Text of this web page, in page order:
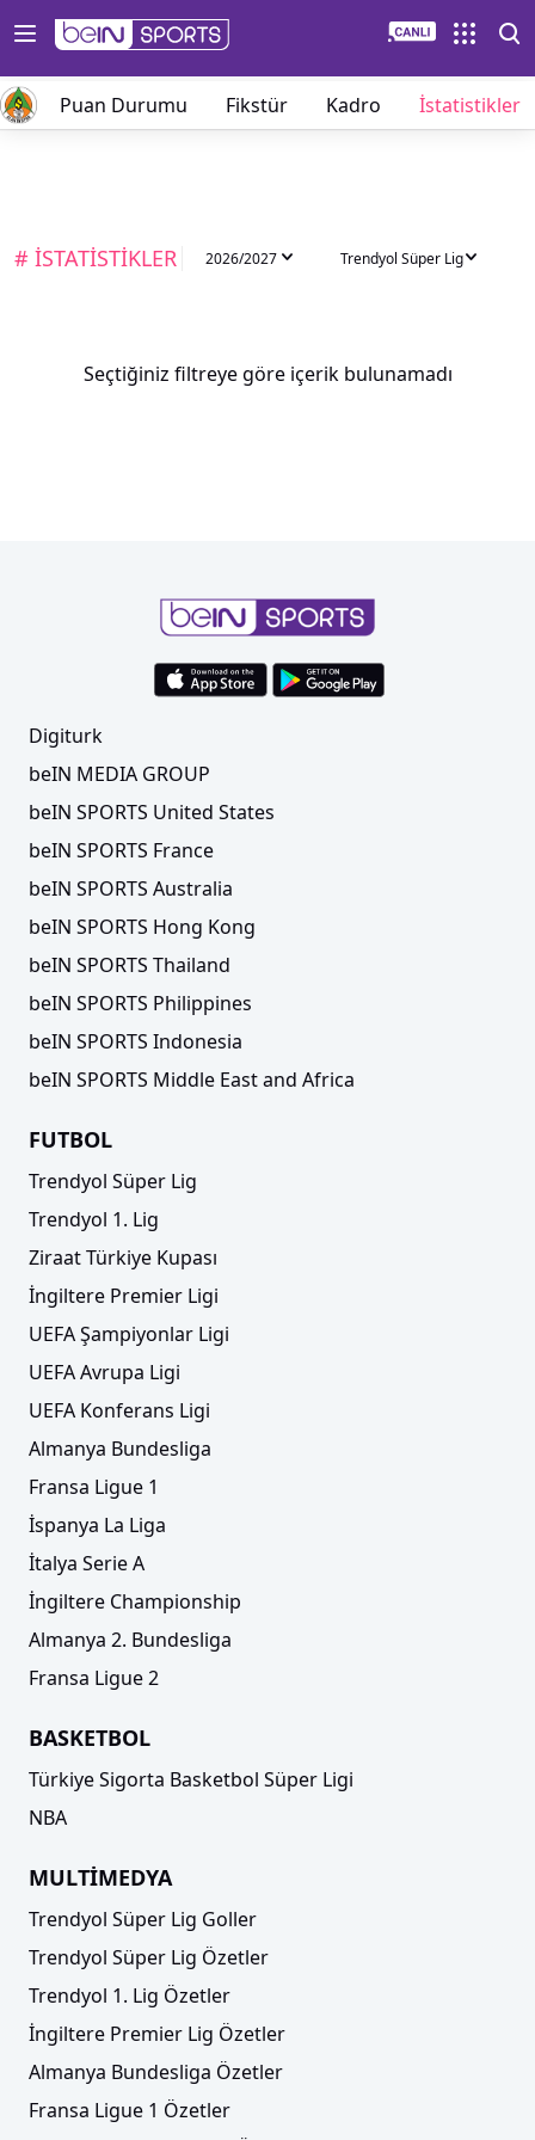
Puan Durumu Fikstür Kadro İstatistikler
# İSTATİSTİKLER 2026/2027 Trendyol Süper Lig
Seçtiğiniz filtreye göre içerik bulunamadı
Digiturk
beIN MEDIA GROUP
beIN SPORTS United States
beIN SPORTS France
beIN SPORTS Australia
beIN SPORTS Hong Kong
beIN SPORTS Thailand
beIN SPORTS Philippines
beIN SPORTS Indonesia
beIN SPORTS Middle East and Africa
FUTBOL
Trendyol Süper Lig
Trendyol 1. Lig
Ziraat Türkiye Kupası
İngiltere Premier Ligi
UEFA Şampiyonlar Ligi
UEFA Avrupa Ligi
UEFA Konferans Ligi
Almanya Bundesliga
Fransa Ligue 1
İspanya La Liga
İtalya Serie A
İngiltere Championship
Almanya 2. Bundesliga
Fransa Ligue 2
BASKETBOL
Türkiye Sigorta Basketbol Süper Ligi
NBA
MULTİMEDYA
Trendyol Süper Lig Goller
Trendyol Süper Lig Özetler
Trendyol 1. Lig Özetler
İngiltere Premier Lig Özetler
Almanya Bundesliga Özetler
Fransa Ligue 1 Özetler